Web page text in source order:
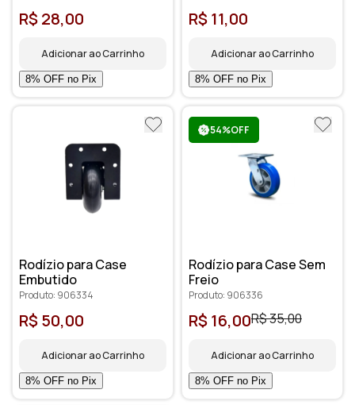
R$ 28,00
Adicionar ao Carrinho
R$ 11,00
Adicionar ao Carrinho
Rodízio para Case
Embutido
Produto: 906334
R$ 50,00
Adicionar ao Carrinho
54%OFF
Rodízio para Case Sem
Freio
Produto: 906336
R$ 16,00R$ 35,00
Adicionar ao Carrinho